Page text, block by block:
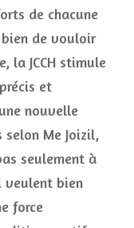
de chacune
de vouloir
la JCCH stimule
et
nouvelle
selon Me Joizil,
seulement à
veulent bien
force